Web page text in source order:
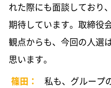
れた際にも面談しており
期待しています。取締役
観点からも、今回の人選
思います。
篠田：
私も、グループ